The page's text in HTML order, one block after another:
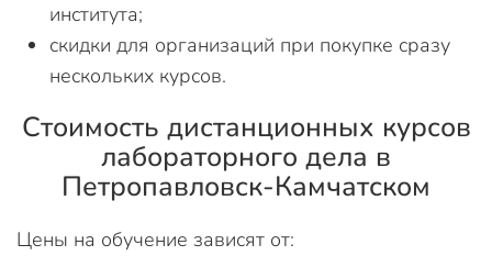
института;
скидки для организаций при покупке сразу
нескольких курсов.
Стоимость дистанционных курсов
лабораторного дела в
Петропавловск-Камчатском
Цены на обучение зависят от: